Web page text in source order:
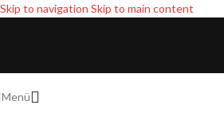
Skip to navigation Skip to main content
Menü